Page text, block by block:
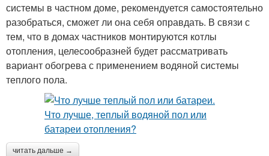
системы в частном доме, рекомендуется самостоятельно
разобраться, сможет ли она себя оправдать. В связи с
тем, что в домах частников монтируются котлы
отопления, целесообразней будет рассматривать
вариант обогрева с применением водяной системы
теплого пола.
читать дальше →